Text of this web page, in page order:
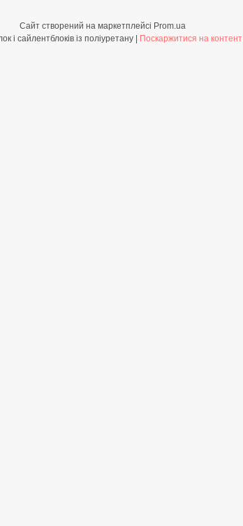
Сайт створений на маркетплейсі Prom.ua
Поскаржитися на контент